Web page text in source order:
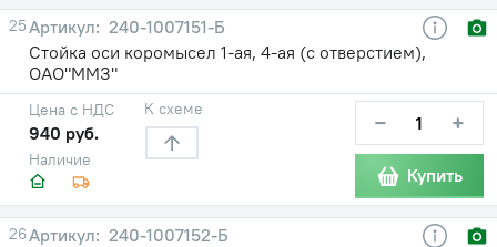
25
240-1007151-Б
Стойка оси коромысел 1-ая, 4-ая (с отверстием),
ОАО"ММЗ"
Наличие
Цена с НДС
940 руб.
К схеме − +
Купить
26
240-1007152-Б